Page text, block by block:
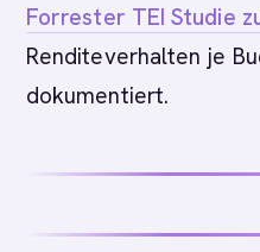
Forrester TEI Studie
Renditeverhalten je
dokumentiert.